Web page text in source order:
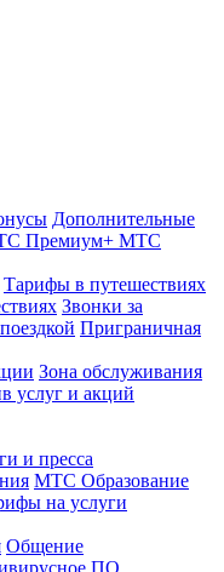
Дополнительные
Премиум+ МТС
Тарифы в путешествиях
Звонки за
Приграничная
Зона обслуживания
услуг и акций
и пресса
МТС Образование
на услуги
Общение
ПО